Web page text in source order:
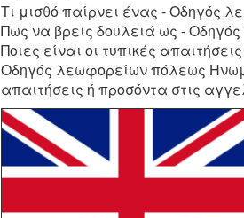
Τι μισθό παίρνει ένας - Οδηγός
Πως να βρεις δουλειά ως -
Ποιες είναι οι τυπικές
Οδηγός λεωφορείων πόλεως
απαιτήσεις ή προσόντα στις